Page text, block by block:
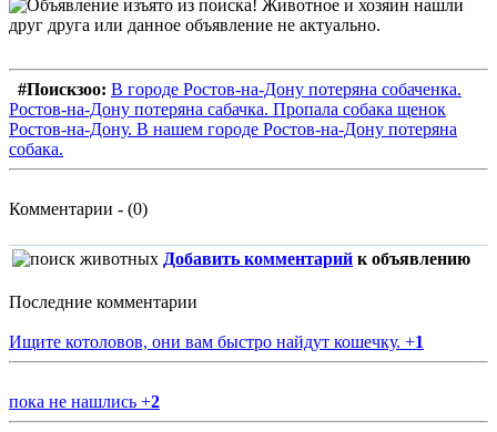
#Поискзоо: В городе Ростов-на-Дону потеряна собаченка.
Ростов-на-Дону потеряна сабачка. Пропала собака щенок
Ростов-на-Дону. В нашем городе Ростов-на-Дону потеряна
собака.
Комментарии - (0)
Добавить комментарий к объявлению
Последние комментарии
Ищите котоловов, они вам быстро найдут кошечку. +1
пока не нашлись +2